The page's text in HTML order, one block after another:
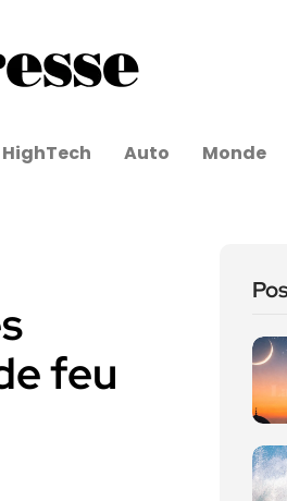
HighTech Auto Monde
feu